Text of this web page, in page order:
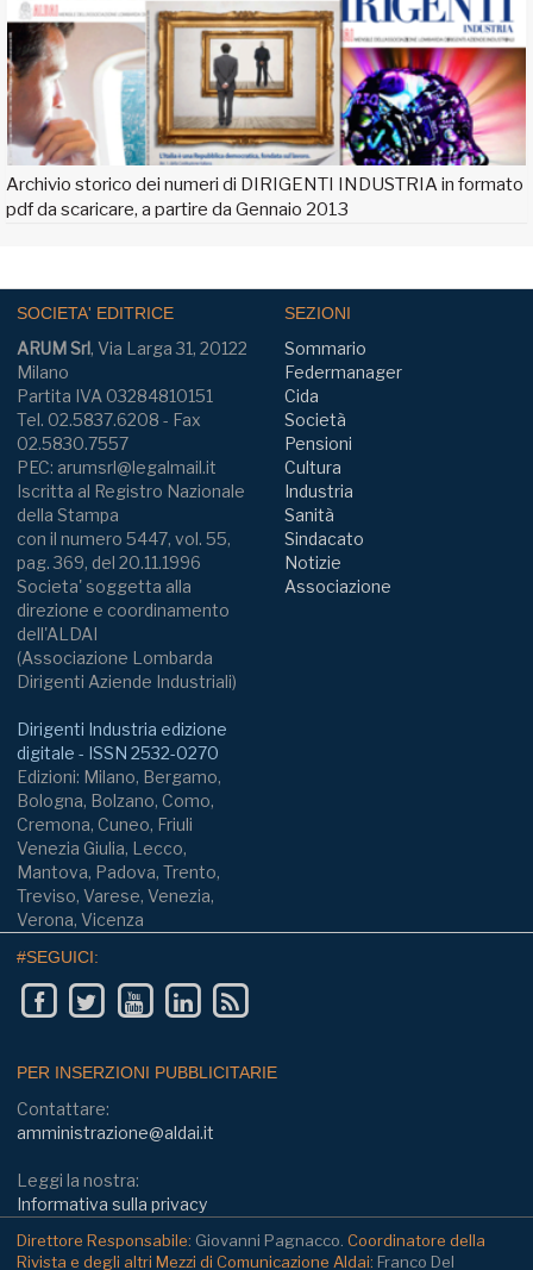
Archivio storico dei numeri di DIRIGENTI INDUSTRIA in formato
pdf da scaricare, a partire da Gennaio 2013
SOCIETA' EDITRICE
ARUM Srl, Via Larga 31, 20122
Milano
Partita IVA 03284810151
Tel. 02.5837.6208 - Fax
02.5830.7557
PEC: arumsrl@legalmail.it
Iscritta al Registro Nazionale
della Stampa
con il numero 5447, vol. 55,
pag. 369, del 20.11.1996
Societa' soggetta alla
direzione e coordinamento
dell'ALDAI
(Associazione Lombarda
Dirigenti Aziende Industriali)
Dirigenti Industria edizione
digitale - ISSN 2532-0270
Edizioni: Milano, Bergamo,
Bologna, Bolzano, Como,
Cremona, Cuneo, Friuli
Venezia Giulia, Lecco,
Mantova, Padova, Trento,
Treviso, Varese, Venezia,
Verona, Vicenza
SEZIONI
Sommario
Federmanager
Cida
Società
Pensioni
Cultura
Industria
Sanità
Sindacato
Notizie
Associazione
#SEGUICI:
PER INSERZIONI PUBBLICITARIE
Contattare:
amministrazione@aldai.it
Leggi la nostra:
Informativa sulla privacy
Direttore Responsabile: Giovanni Pagnacco. Coordinatore della
Rivista e degli altri Mezzi di Comunicazione Aldai: Franco Del